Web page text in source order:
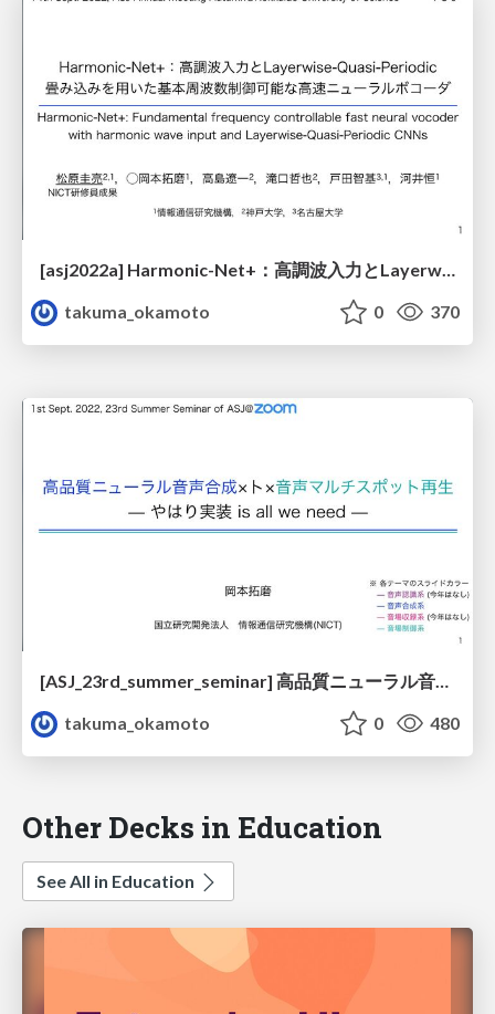
[asj2022a] Harmonic-Net+：高調波入力とLayerwise-Quasi-Periodic畳み込みを用いた基本周波数制御可能な高速ニューラルボコーダ
takuma_okamoto
0 370
[ASJ_23rd_summer_seminar] 高品質ニューラル音声合成×ト×音声マルチスポット再生 -やはり実装 is all we need-
takuma_okamoto
0 480
Other Decks in Education
See All in Education